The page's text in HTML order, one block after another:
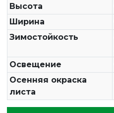
Высота
Ширина
Зимостойкость
Освещение
Осенняя окраска
листа